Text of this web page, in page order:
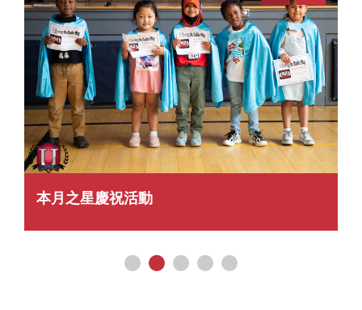
本月之星慶祝活動